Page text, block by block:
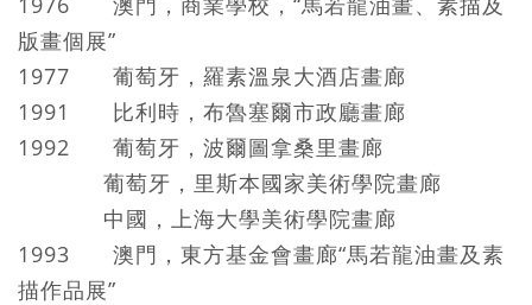
版畫個展”
1977 葡萄牙，羅素溫泉大酒店畫廊
1991 比利時，布魯塞爾市政廳畫廊
1992 葡萄牙，波爾圖拿桑里畫廊
葡萄牙，里斯本國家美術學院畫廊
中國，上海大學美術學院畫廊
1993 澳門，東方基金會畫廊“馬若龍油畫及素
描作品展”